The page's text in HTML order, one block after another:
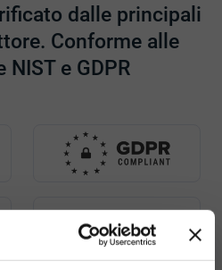
dalle principali
Conforme alle
NIST e GDPR